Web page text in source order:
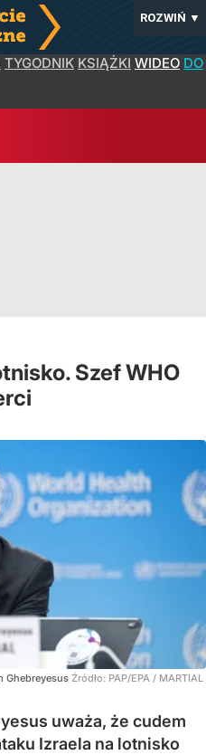
ROZWIŃ ▼
TYGODNIK KSIĄŻKI WIDEO DO
Szef WHO
Ghebreyesus Źródło: PAP/EPA / MARTIAL
uważa, że cudem
Izraela na lotnisko